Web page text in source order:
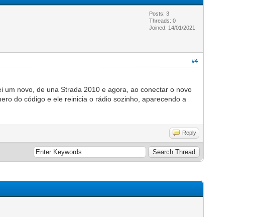
Posts: 3
Threads: 0
Joined: 14/01/2021
#4
um novo, de una Strada 2010 e agora, ao conectar o novo
do código e ele reinicia o rádio sozinho, aparecendo a
Reply